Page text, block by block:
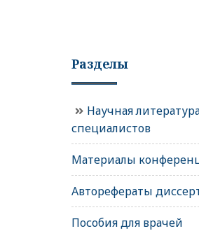
Разделы
Научная
специалистов
Материалы
Авторефераты
Пособия для врачей